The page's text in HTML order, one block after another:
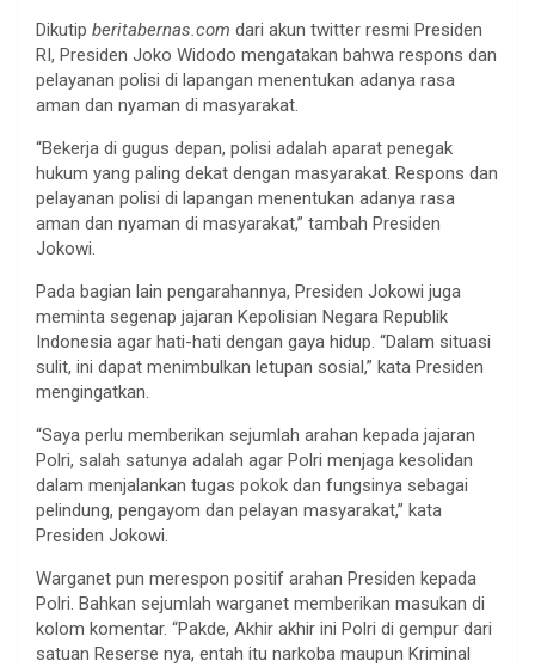
Dikutip beritabernas.com dari akun twitter resmi Presiden
RI, Presiden Joko Widodo mengatakan bahwa respons dan
pelayanan polisi di lapangan menentukan adanya rasa
aman dan nyaman di masyarakat.
“Bekerja di gugus depan, polisi adalah aparat penegak
hukum yang paling dekat dengan masyarakat. Respons dan
pelayanan polisi di lapangan menentukan adanya rasa
aman dan nyaman di masyarakat,” tambah Presiden
Jokowi.
Pada bagian lain pengarahannya, Presiden Jokowi juga
meminta segenap jajaran Kepolisian Negara Republik
Indonesia agar hati-hati dengan gaya hidup. “Dalam situasi
sulit, ini dapat menimbulkan letupan sosial,” kata Presiden
mengingatkan.
“Saya perlu memberikan sejumlah arahan kepada jajaran
Polri, salah satunya adalah agar Polri menjaga kesolidan
dalam menjalankan tugas pokok dan fungsinya sebagai
pelindung, pengayom dan pelayan masyarakat,” kata
Presiden Jokowi.
Warganet pun merespon positif arahan Presiden kepada
Polri. Bahkan sejumlah warganet memberikan masukan di
kolom komentar. “Pakde, Akhir akhir ini Polri di gempur dari
satuan Reserse nya, entah itu narkoba maupun Kriminal